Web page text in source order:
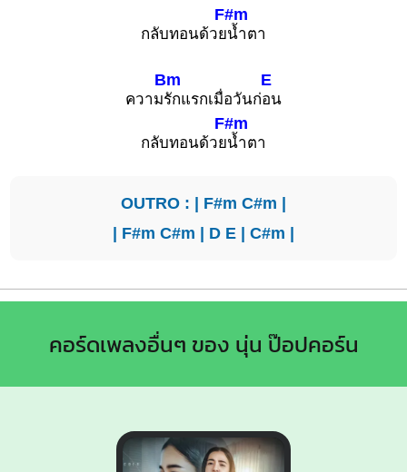
กลับทอนด้วย
F#m
น้ำตา
ความ
Bm
รักแรกเมื่อวันก่
E
อน
กลับทอนด้วย
F#m
น้ำตา
OUTRO : | F#m C#m |
| F#m C#m | D E | C#m |
คอร์ดเพลงอื่นๆ ของ นุ่น ป๊อปคอร์น